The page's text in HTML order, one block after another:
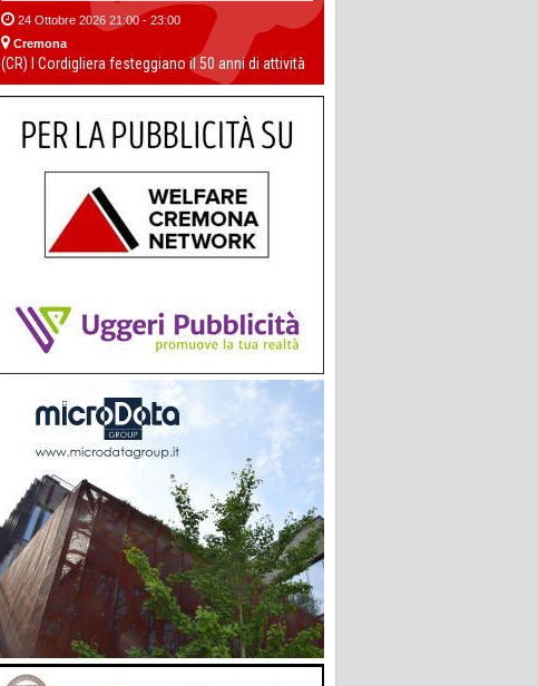
24 Ottobre 2026 21:00 - 23:00
Cremona
(CR) I Cordigliera festeggiano il 50 anni di attività